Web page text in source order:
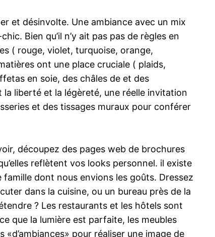
et désinvolte. Une ambiance avec un mix
Bien qu’il n’y ait pas pas de règles en
( rouge, violet, turquoise, orange,
ont une place cruciale ( plaids,
en soie, des châles de et des
liberté et la légèreté, une réelle invitation
et des tissages muraux pour conférer
découpez des pages web de brochures
reflètent vos looks personnel. il existe
dont nous envions les goûts. Dressez
dans la cuisine, ou un bureau près de la
? Les restaurants et les hôtels sont
que la lumière est parfaite, les meubles
pour réaliser une image de